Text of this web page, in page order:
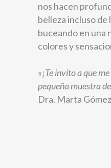
nos hacen
belleza incluso de
buceando en una
colores y
«¡Te invito a que
pequeña muestra
Dra. Marta